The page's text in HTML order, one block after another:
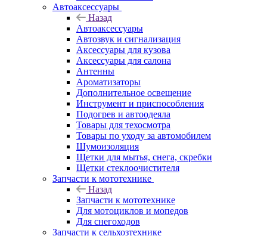
Автоаксессуары
Назад
Автоаксессуары
Автозвук и сигнализация
Аксессуары для кузова
Аксессуары для салона
Антенны
Ароматизаторы
Дополнительное освещение
Инструмент и приспособления
Подогрев и автоодеяла
Товары для техосмотра
Товары по уходу за автомобилем
Шумоизоляция
Щетки для мытья, снега, скребки
Щетки стеклоочистителя
Запчасти к мототехнике
Назад
Запчасти к мототехнике
Для мотоциклов и мопедов
Для снегоходов
Запчасти к сельхозтехнике